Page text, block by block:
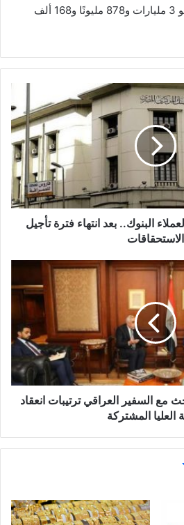
أغسطس الماضي، بلغت نحو 3 مليارات و878 مليونًا و168 ألف
البنوك.. بعد انتهاء فترة تأجيل
الاستحقاقات
مع السفير العراقي ترتيبات انعقاد
العليا المشتركة